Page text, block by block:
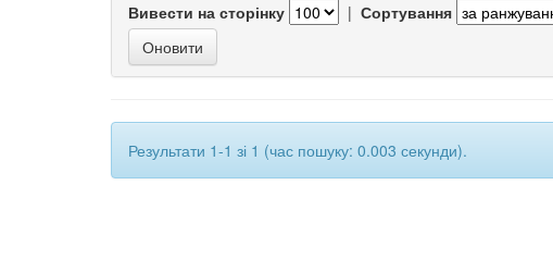
Вивести на сторінку | Сортування
Результати 1-1 зі 1 (час пошуку: 0.003 секунди).